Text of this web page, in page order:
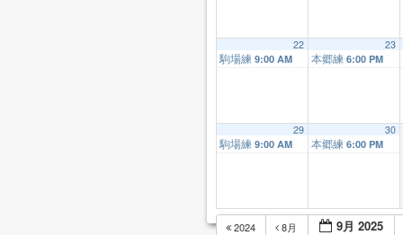
22
駒場練 9:00 AM
23
本郷練 6:00 PM
29
駒場練 9:00 AM
30
本郷練 6:00 PM
2024 8月 9月 2025